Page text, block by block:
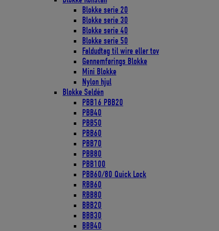
Blokke serie 20
Blokke serie 30
Blokke serie 40
Blokke serie 50
Faldudtag til wire eller tov
Gennemførings Blokke
Mini Blokke
Nylon hjul
Blokke Seldén
PBB16 PBB20
PBB40
PBB50
PBB60
PBB70
PBB80
PBB100
PBB60/80 Quick Lock
RBB60
RBB80
BBB20
BBB30
BBB40